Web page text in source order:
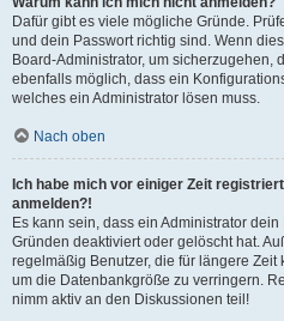
Dafür gibt es viele mögliche Gründe.
und dein Passwort richtig sind. Wenn
Board-Administrator, um sicherzugehen,
ebenfalls möglich, dass ein
welches ein Administrator lösen muss.
Nach oben
Ich habe mich vor einiger Zeit
anmelden?!
Es kann sein, dass ein Administrator
Gründen deaktiviert oder gelöscht hat.
regelmäßig Benutzer, die für längere
um die Datenbankgröße zu verringern.
nimm aktiv an den Diskussionen teil!